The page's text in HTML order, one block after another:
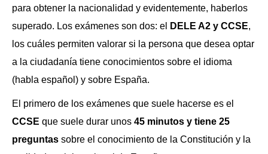
para obtener la nacionalidad y evidentemente, haberlos
superado. Los exámenes son dos: el
DELE A2 y CCSE,
los cuáles permiten valorar si la persona que desea optar
a la ciudadanía tiene conocimientos sobre el idioma
(habla español) y sobre España.
El primero de los exámenes que suele hacerse es el
CCSE que suele durar unos 45 minutos y tiene 25
preguntas sobre el conocimiento de la Constitución y la